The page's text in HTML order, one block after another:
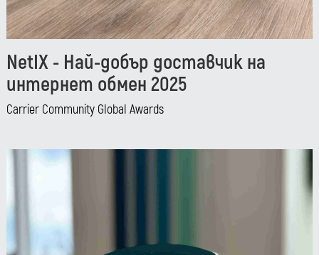
NetIX - Най-добър доставчик на
интернет обмен 2025
Carrier Community Global Awards